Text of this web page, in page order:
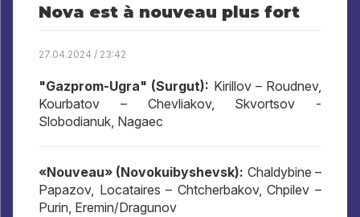
Nova est à nouveau plus fort
27.04.2024 / 23:42
"Gazprom-Ugra" (Surgut): Kirillov – Roudnev,
Kourbatov – Chevliakov, Skvortsov -
Slobodianuk, Nagaec
«Nouveau» (Novokuibyshevsk): Chaldybine –
Papazov, Locataires – Chtcherbakov, Chpilev –
Purin, Eremin/Dragunov